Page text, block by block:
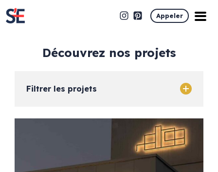
Appeler
découvrez nos projets
Filtrer les projets